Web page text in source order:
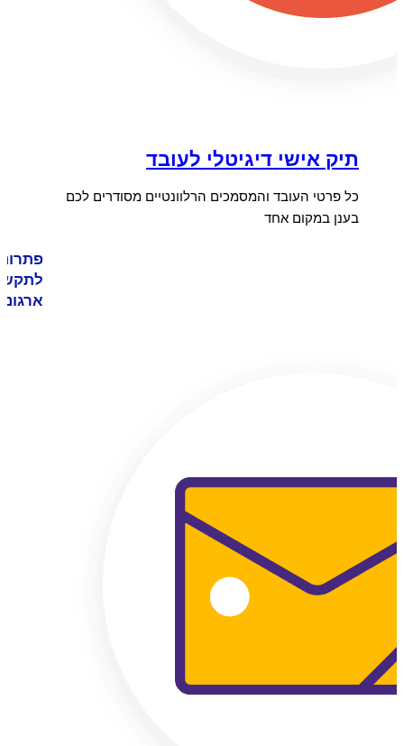
תיק אישי דיגיטלי לעובד
כל פרטי העובד והמסמכים הרלוונטיים מסודרים לכם
בענן במקום אחד